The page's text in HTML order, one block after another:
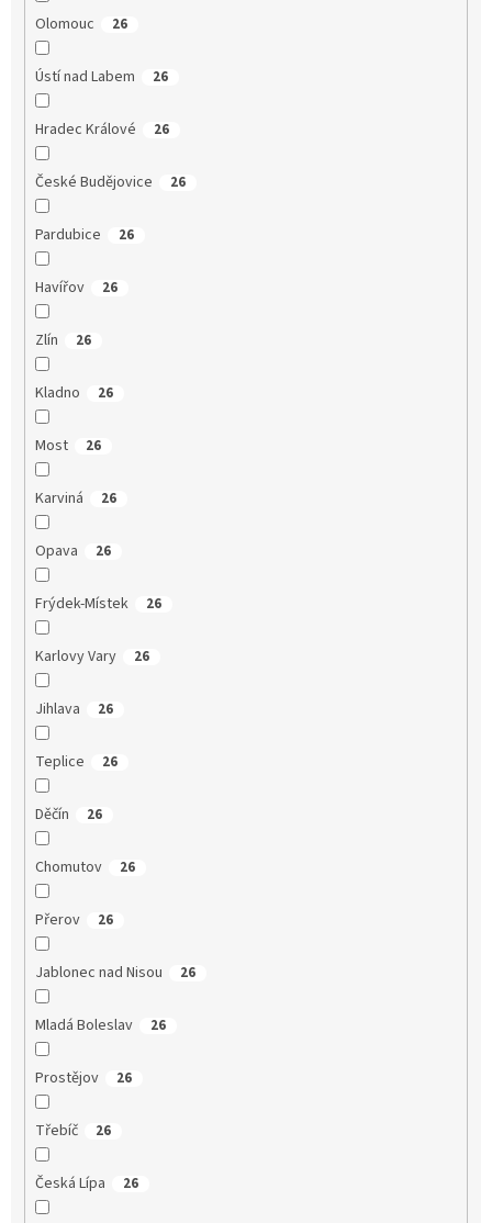
Olomouc 26
Ústí nad Labem 26
Hradec Králové 26
České Budějovice 26
Pardubice 26
Havířov 26
Zlín 26
Kladno 26
Most 26
Karviná 26
Opava 26
Frýdek-Místek 26
Karlovy Vary 26
Jihlava 26
Teplice 26
Děčín 26
Chomutov 26
Přerov 26
Jablonec nad Nisou 26
Mladá Boleslav 26
Prostějov 26
Třebíč 26
Česká Lípa 26